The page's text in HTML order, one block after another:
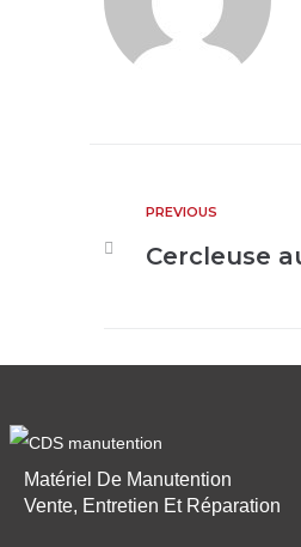
PREVIOUS
Cercleuse
Matériel De Manutention
Vente, Entretien Et Réparation